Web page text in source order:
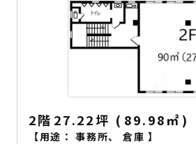
2階 27.22坪 ( 89.98㎡ )
【用途：事務所、 倉庫 】